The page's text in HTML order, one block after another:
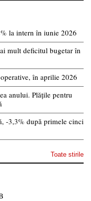
la intern în iunie 2026
mult deficitul bugetar în
în aprilie 2026
anului. Plățile pentru
-3,3% după primele cinci
Toate stirile